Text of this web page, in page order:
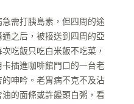
需打胰島素，但四周的途
之后，被接送到四周的亞
吃飯只吃白米飯不吃菜，
插進咖啡館門口的一台老
呻吟。老胃病不克不及沾
的面條或許饅頭白粥，看